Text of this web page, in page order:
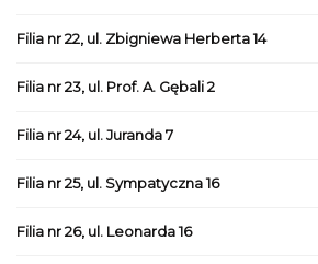
Filia nr 22, ul. Zbigniewa Herberta 14
Filia nr 23, ul. Prof. A. Gębali 2
Filia nr 24, ul. Juranda 7
Filia nr 25, ul. Sympatyczna 16
Filia nr 26, ul. Leonarda 16